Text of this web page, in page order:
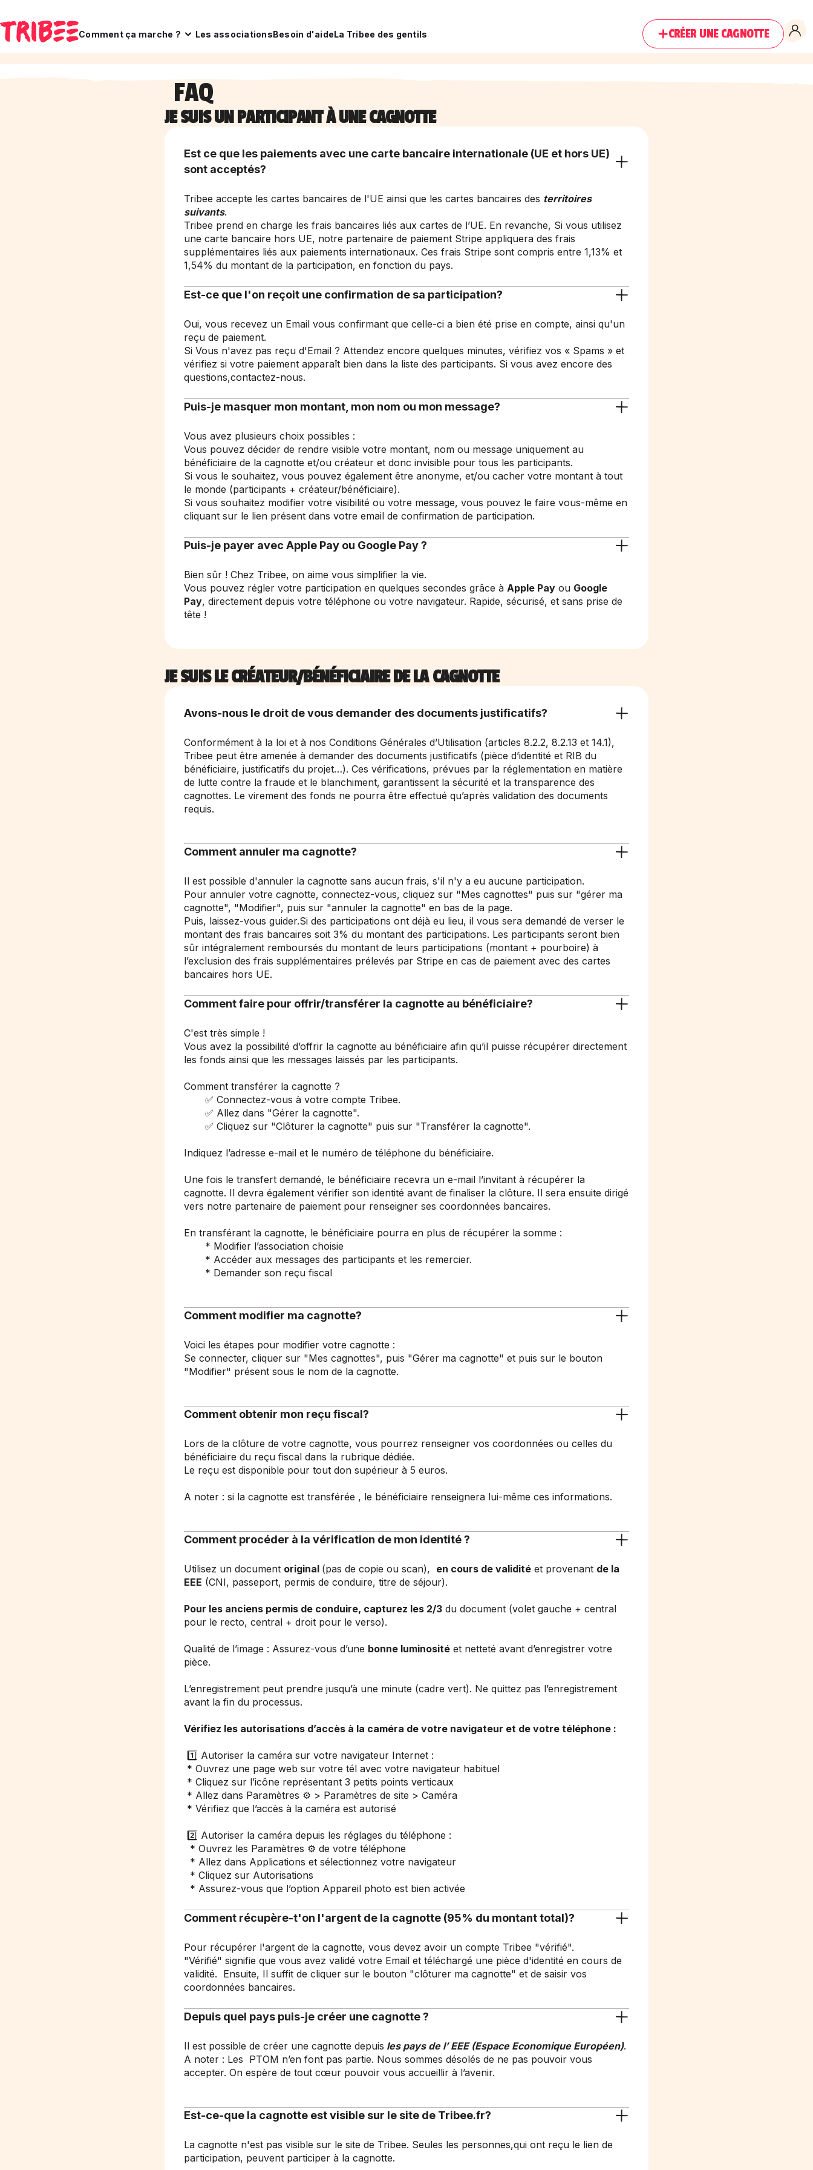
Comment ça marche ? Les associationsBesoin d'aideLa Tribee des gentils CRÉER UNE CAGNOTTE
FAQ
JE SUIS UN PARTICIPANT À UNE CAGNOTTE
Est ce que les paiements avec une carte bancaire internationale (UE et hors UE)
sont acceptés?
Tribee accepte les cartes bancaires de l'UE ainsi que les cartes bancaires des territoires
suivants.
Tribee prend en charge les frais bancaires liés aux cartes de l’UE. En revanche, Si vous utilisez
une carte bancaire hors UE, notre partenaire de paiement Stripe appliquera des frais
supplémentaires liés aux paiements internationaux. Ces frais Stripe sont compris entre 1,13% et
1,54% du montant de la participation, en fonction du pays.
Est-ce que l'on reçoit une confirmation de sa participation?
Oui, vous recevez un Email vous confirmant que celle-ci a bien été prise en compte, ainsi qu'un
reçu de paiement.
Si Vous n'avez pas reçu d'Email ? Attendez encore quelques minutes, vérifiez vos « Spams » et
vérifiez si votre paiement apparaît bien dans la liste des participants. Si vous avez encore des
questions,contactez-nous.
Puis-je masquer mon montant, mon nom ou mon message?
Vous avez plusieurs choix possibles :
Vous pouvez décider de rendre visible votre montant, nom ou message uniquement au
bénéficiaire de la cagnotte et/ou créateur et donc invisible pour tous les participants.
Si vous le souhaitez, vous pouvez également être anonyme, et/ou cacher votre montant à tout
le monde (participants + créateur/bénéficiaire).
Si vous souhaitez modifier votre visibilité ou votre message, vous pouvez le faire vous-même en
cliquant sur le lien présent dans votre email de confirmation de participation.
Puis-je payer avec Apple Pay ou Google Pay ?
Bien sûr ! Chez Tribee, on aime vous simplifier la vie.
Vous pouvez régler votre participation en quelques secondes grâce à Apple Pay ou Google
Pay, directement depuis votre téléphone ou votre navigateur. Rapide, sécurisé, et sans prise de
tête !
JE SUIS LE CRÉATEUR/BÉNÉFICIAIRE DE LA CAGNOTTE
Avons-nous le droit de vous demander des documents justificatifs?
Conformément à la loi et à nos Conditions Générales d’Utilisation (articles 8.2.2, 8.2.13 et 14.1),
Tribee peut être amenée à demander des documents justificatifs (pièce d’identité et RIB du
bénéficiaire, justificatifs du projet…). Ces vérifications, prévues par la réglementation en matière
de lutte contre la fraude et le blanchiment, garantissent la sécurité et la transparence des
cagnottes. Le virement des fonds ne pourra être effectué qu’après validation des documents
requis.
Comment annuler ma cagnotte?
Il est possible d'annuler la cagnotte sans aucun frais, s'il n'y a eu aucune participation.
Pour annuler votre cagnotte, connectez-vous, cliquez sur "Mes cagnottes" puis sur "gérer ma
cagnotte", "Modifier", puis sur "annuler la cagnotte" en bas de la page.
Puis, laissez-vous guider.Si des participations ont déjà eu lieu, il vous sera demandé de verser le
montant des frais bancaires soit 3% du montant des participations. Les participants seront bien
sûr intégralement remboursés du montant de leurs participations (montant + pourboire) à
l’exclusion des frais supplémentaires prélevés par Stripe en cas de paiement avec des cartes
bancaires hors UE.
Comment faire pour offrir/transférer la cagnotte au bénéficiaire?
C'est très simple !
Vous avez la possibilité d’offrir la cagnotte au bénéficiaire afin qu’il puisse récupérer directement
les fonds ainsi que les messages laissés par les participants.
Comment transférer la cagnotte ?
✅ Connectez-vous à votre compte Tribee.
✅ Allez dans "Gérer la cagnotte".
✅ Cliquez sur "Clôturer la cagnotte" puis sur "Transférer la cagnotte".
Indiquez l’adresse e-mail et le numéro de téléphone du bénéficiaire.
Une fois le transfert demandé, le bénéficiaire recevra un e-mail l’invitant à récupérer la
cagnotte. Il devra également vérifier son identité avant de finaliser la clôture. Il sera ensuite dirigé
vers notre partenaire de paiement pour renseigner ses coordonnées bancaires.
En transférant la cagnotte, le bénéficiaire pourra en plus de récupérer la somme :
* Modifier l’association choisie
* Accéder aux messages des participants et les remercier.
* Demander son reçu fiscal
Comment modifier ma cagnotte?
Voici les étapes pour modifier votre cagnotte :
Se connecter, cliquer sur "Mes cagnottes", puis "Gérer ma cagnotte" et puis sur le bouton
"Modifier" présent sous le nom de la cagnotte.
Comment obtenir mon reçu fiscal?
Lors de la clôture de votre cagnotte, vous pourrez renseigner vos coordonnées ou celles du
bénéficiaire du reçu fiscal dans la rubrique dédiée.
Le reçu est disponible pour tout don supérieur à 5 euros.
A noter : si la cagnotte est transférée , le bénéficiaire renseignera lui-même ces informations.
Comment procéder à la vérification de mon identité ?
Utilisez un document original (pas de copie ou scan), en cours de validité et provenant de la
EEE (CNI, passeport, permis de conduire, titre de séjour).
Pour les anciens permis de conduire, capturez les 2/3 du document (volet gauche + central
pour le recto, central + droit pour le verso).
Qualité de l’image : Assurez-vous d’une bonne luminosité et netteté avant d’enregistrer votre
pièce.
L’enregistrement peut prendre jusqu’à une minute (cadre vert). Ne quittez pas l’enregistrement
avant la fin du processus.
Vérifiez les autorisations d’accès à la caméra de votre navigateur et de votre téléphone :
1️⃣ Autoriser la caméra sur votre navigateur Internet :
* Ouvrez une page web sur votre tél avec votre navigateur habituel
* Cliquez sur l’icône représentant 3 petits points verticaux
* Allez dans Paramètres ⚙️ > Paramètres de site > Caméra
* Vérifiez que l’accès à la caméra est autorisé
2️⃣ Autoriser la caméra depuis les réglages du téléphone :
* Ouvrez les Paramètres ⚙️ de votre téléphone
* Allez dans Applications et sélectionnez votre navigateur
* Cliquez sur Autorisations
* Assurez-vous que l’option Appareil photo est bien activée
Comment récupère-t'on l'argent de la cagnotte (95% du montant total)?
Pour récupérer l'argent de la cagnotte, vous devez avoir un compte Tribee "vérifié".
"Vérifié" signifie que vous avez validé votre Email et téléchargé une pièce d'identité en cours de
validité. Ensuite, Il suffit de cliquer sur le bouton "clôturer ma cagnotte" et de saisir vos
coordonnées bancaires.
Depuis quel pays puis-je créer une cagnotte ?
Il est possible de créer une cagnotte depuis les pays de l’ EEE (Espace Economique Européen).
A noter : Les PTOM n’en font pas partie. Nous sommes désolés de ne pas pouvoir vous
accepter. On espère de tout cœur pouvoir vous accueillir à l’avenir.
Est-ce-que la cagnotte est visible sur le site de Tribee.fr?
La cagnotte n'est pas visible sur le site de Tribee. Seules les personnes,qui ont reçu le lien de
participation, peuvent participer à la cagnotte.